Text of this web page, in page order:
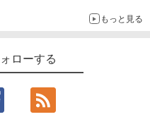
もっと見る
ローする